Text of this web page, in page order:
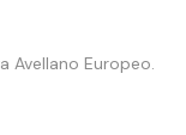
Avellano Europeo.